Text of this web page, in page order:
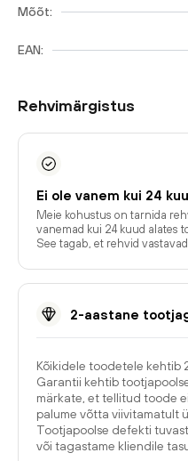
Mõõt:
EAN:
Rehvimärgistus
Ei ole vanem kui 24
Meie kohustus on tarnida
vanemad kui 24 kuud alates
See tagab, et rehvid
2-aastane
Kõikidele toodetele kehtib
Garantii kehtib
märkate, et tellitud toode
palume võtta viivitamatult
Tootjapoolse defekti
või tagastame kliendile